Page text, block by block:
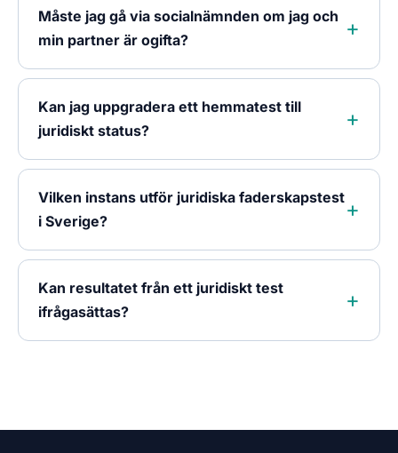
Måste jag gå via socialnämnden om jag och
min partner är ogifta?
Kan jag uppgradera ett hemmatest till
juridiskt status?
Vilken instans utför juridiska faderskapstest
i Sverige?
Kan resultatet från ett juridiskt test
ifrågasättas?